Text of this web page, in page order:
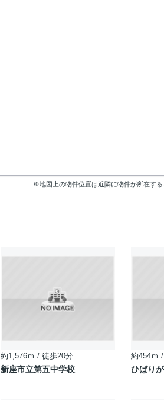
※地図上の物件位置は近隣に物件が所在す
約1,576ｍ / 徒歩20分
新座市立第五中学校
約454ｍ
ひばり